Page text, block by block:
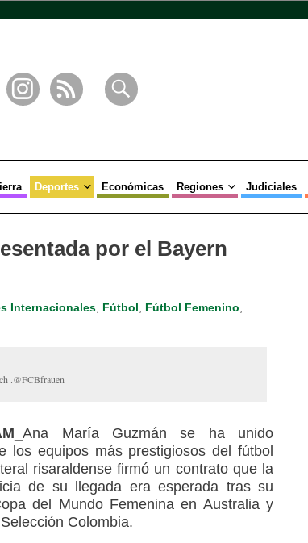
Deportes Económicas Regiones Judiciales
por el Bayern
Internacionales Fútbol Fútbol Femenino
.@FCBfrauen
Ana María Guzmán se ha unido
los equipos más prestigiosos del fútbol
risaraldense firmó un contrato que la
de su llegada era esperada tras su
del Mundo Femenina en Australia y
Colombia.